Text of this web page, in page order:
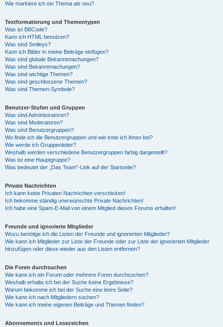
Wie markiere ich ein Thema als neu?
Textformatierung und Thementypen
Was ist BBCode?
Kann ich HTML benutzen?
Was sind Smileys?
Kann ich Bilder in meine Beiträge einfügen?
Was sind globale Bekanntmachungen?
Was sind Bekanntmachungen?
Was sind wichtige Themen?
Was sind geschlossene Themen?
Was sind Themen-Symbole?
Benutzer-Stufen und Gruppen
Was sind Administratoren?
Was sind Moderatoren?
Was sind Benutzergruppen?
Wo finde ich die Benutzergruppen und wie trete ich ihnen bei?
Wie werde ich Gruppenleiter?
Weshalb werden verschiedene Benutzergruppen farbig dargestellt?
Was ist eine Hauptgruppe?
Was bedeutet der „Das Team“-Link auf der Startseite?
Private Nachrichten
Ich kann keine Privaten Nachrichten verschicken!
Ich bekomme ständig unerwünschte Private Nachrichten!
Ich habe eine Spam-E-Mail von einem Mitglied dieses Forums erhalten!
Freunde und ignorierte Mitglieder
Wozu benötige ich die Listen der Freunde und ignorierten Mitglieder?
Wie kann ich Mitglieder zur Liste der Freunde oder zur Liste der ignorierten Mitglieder
hinzufügen oder diese wieder aus den Listen entfernen?
Die Foren durchsuchen
Wie kann ich ein Forum oder mehrere Foren durchsuchen?
Weshalb erhalte ich bei der Suche keine Ergebnisse?
Warum bekomme ich bei der Suche eine leere Seite?
Wie kann ich nach Mitgliedern suchen?
Wie kann ich meine eigenen Beiträge und Themen finden?
Abonnements und Lesezeichen